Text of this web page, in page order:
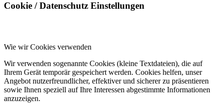
Cookie / Datenschutz Einstellungen
Wie wir Cookies verwenden
Wir verwenden sogenannte Cookies (kleine Textdateien), die auf
Ihrem Gerät temporär gespeichert werden. Cookies helfen, unser
Angebot nutzerfreundlicher, effektiver und sicherer zu präsentieren
sowie Ihnen speziell auf Ihre Interessen abgestimmte Informationen
anzuzeigen.